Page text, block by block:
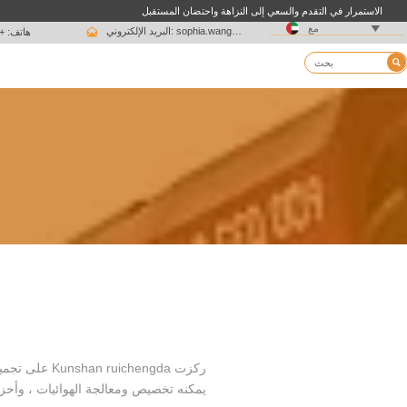
الاستمرار في التقدم والسعي إلى النزاهة واحتضان المستقبل
هاتف: +
 مع 

يمكنه تخصيص ومعالجة الهوائيات ،